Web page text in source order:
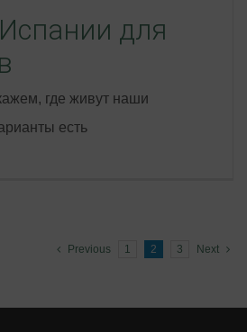
для
где живут наши
есть
Previous 1 2 3 Next